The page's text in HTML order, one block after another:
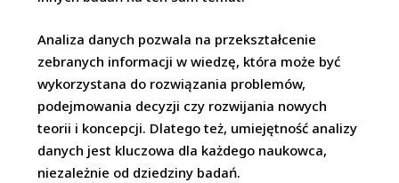
Analiza danych pozwala na przekształcenie
zebranych informacji w wiedzę, która może być
wykorzystana do rozwiązania problemów,
podejmowania decyzji czy rozwijania nowych
teorii i koncepcji. Dlatego też, umiejętność analizy
danych jest kluczowa dla każdego naukowca,
niezależnie od dziedziny badań.